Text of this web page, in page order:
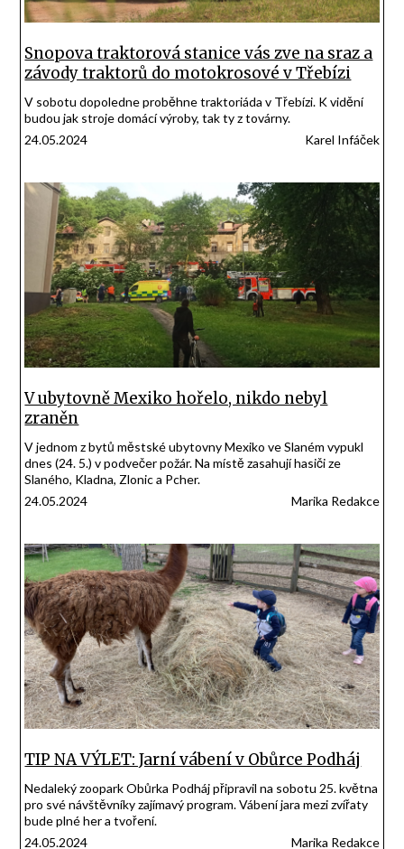
Snopova traktorová stanice vás zve na sraz a
závody traktorů do motokrosové v Třebízi
V sobotu dopoledne proběhne traktoriáda v Třebízi. K vidění
budou jak stroje domácí výroby, tak ty z továrny.
24.05.2024
Karel Infáček
V ubytovně Mexiko hořelo, nikdo nebyl
zraněn
V jednom z bytů městské ubytovny Mexiko ve Slaném vypukl
dnes (24. 5.) v podvečer požár. Na místě zasahují hasiči ze
Slaného, Kladna, Zlonic a Pcher.
24.05.2024
Marika Redakce
TIP NA VÝLET: Jarní vábení v Obůrce Podháj
Nedaleký zoopark Obůrka Podháj připravil na sobotu 25. května
pro své návštěvníky zajímavý program. Vábení jara mezi zvířaty
bude plné her a tvoření.
24.05.2024
Marika Redakce